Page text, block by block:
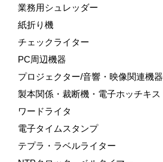
業務用シュレッダー
紙折り機
チェックライター
PC周辺機器
プロジェクター/音響・映像関連機器
製本関係・裁断機・電子ホッチキス
ワードライタ
電子タイムスタンプ
テプラ・ラベルライター